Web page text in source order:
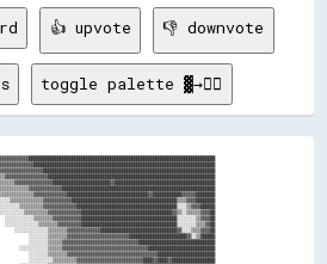
👍 upvote 👎 downvote
toggle palette ▓→✊🏽
░░░░░░░░▒▒▒▒▒▒▒▒▓▓▓▓▓▓▓▓▓▓▓▓▓▓▓▓▓▓▓▓▓▓▓▓▓▓████████████████████████▓▓░░▒▒██████
░░░░░░░░▒▒▒▒▒▒▓▓▓▓▓▓▓▓▓▓▓▓▓▓▓▓▓▓▓▓▓▓▓▓▓▓▓▓▓▓▓▓████████████████████████████████
░░░░░░░░▒▒▒▒▒▒▒▒▓▓▓▓▓▓▓▓▓▓▓▓▓▓▓▓▓▓▓▓▓▓▓▓▓▓▓▓▓▓▓▓▓▓▓▓▓▓████████████████████████